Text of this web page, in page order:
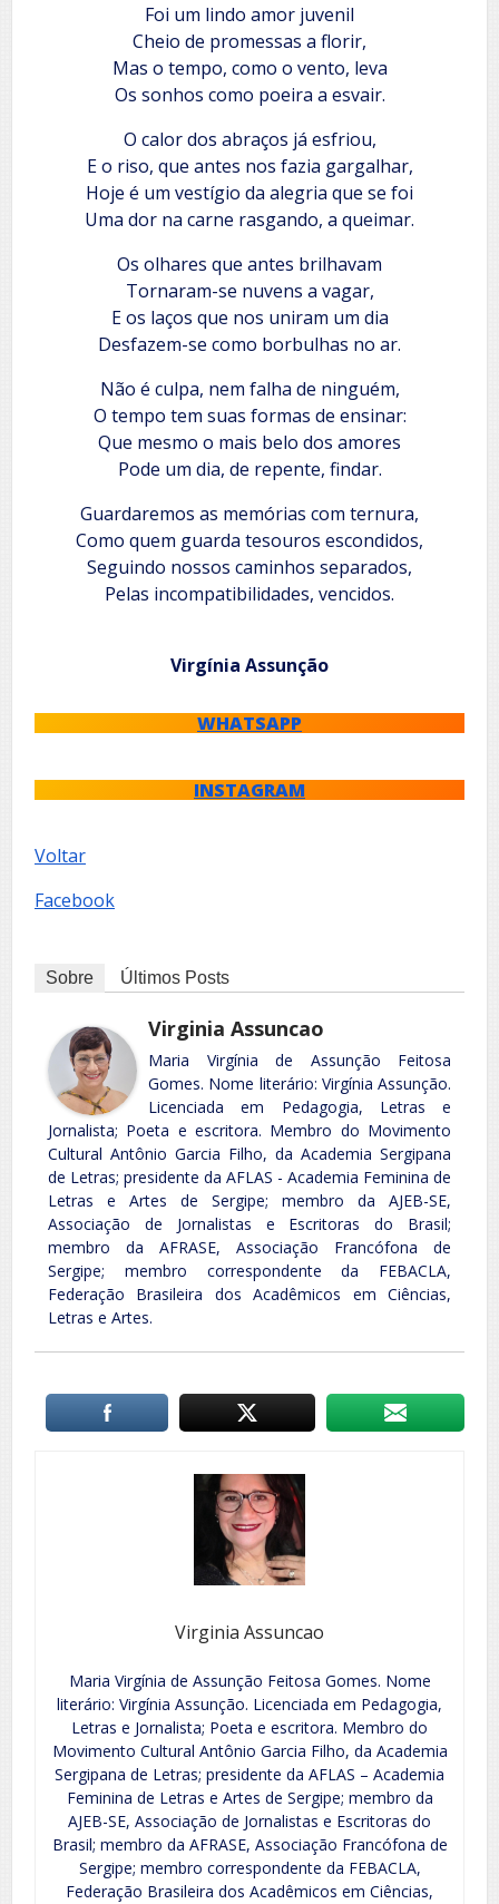
Foi um lindo amor juvenil
Cheio de promessas a florir,
Mas o tempo, como o vento, leva
Os sonhos como poeira a esvair.
O calor dos abraços já esfriou,
E o riso, que antes nos fazia gargalhar,
Hoje é um vestígio da alegria que se foi
Uma dor na carne rasgando, a queimar.
Os olhares que antes brilhavam
Tornaram-se nuvens a vagar,
E os laços que nos uniram um dia
Desfazem-se como borbulhas no ar.
Não é culpa, nem falha de ninguém,
O tempo tem suas formas de ensinar:
Que mesmo o mais belo dos amores
Pode um dia, de repente, findar.
Guardaremos as memórias com ternura,
Como quem guarda tesouros escondidos,
Seguindo nossos caminhos separados,
Pelas incompatibilidades, vencidos.
Virgínia Assunção
WHATSAPP
INSTAGRAM
Voltar
Facebook
Sobre Últimos Posts
Virginia Assuncao
Maria Virgínia de Assunção Feitosa
Gomes. Nome literário: Virgínia Assunção.
Licenciada em Pedagogia, Letras e
Jornalista; Poeta e escritora. Membro do Movimento
Cultural Antônio Garcia Filho, da Academia Sergipana
de Letras; presidente da AFLAS - Academia Feminina de
Letras e Artes de Sergipe; membro da AJEB-SE,
Associação de Jornalistas e Escritoras do Brasil;
membro da AFRASE, Associação Francófona de
Sergipe; membro correspondente da FEBACLA,
Federação Brasileira dos Acadêmicos em Ciências,
Letras e Artes.
Virginia Assuncao
Maria Virgínia de Assunção Feitosa Gomes. Nome
literário: Virgínia Assunção. Licenciada em Pedagogia,
Letras e Jornalista; Poeta e escritora. Membro do
Movimento Cultural Antônio Garcia Filho, da Academia
Sergipana de Letras; presidente da AFLAS – Academia
Feminina de Letras e Artes de Sergipe; membro da
AJEB-SE, Associação de Jornalistas e Escritoras do
Brasil; membro da AFRASE, Associação Francófona de
Sergipe; membro correspondente da FEBACLA,
Federação Brasileira dos Acadêmicos em Ciências,